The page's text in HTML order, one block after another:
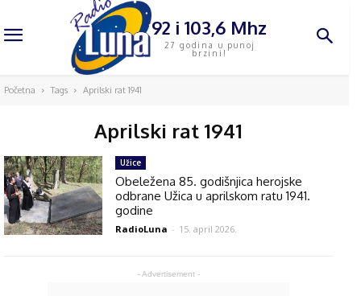
92 i 103,6 Mhz
27 godina u punoj
brzini!
Početna Tags Aprilski rat 1941
Aprilski rat 1941
- Advertisement -
Užice
Obeležena 85. godišnjica herojske
odbrane Užica u aprilskom ratu 1941.
godine
RadioLuna - 15. april 2026.